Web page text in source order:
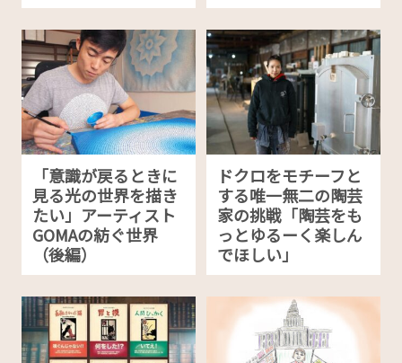
「意識が戻るときに
見る光の世界を描き
たい」アーティスト
GOMAの紡ぐ世界
（後編）
ドクロをモチーフと
する唯一無二の陶芸
家の挑戦「陶芸をも
っとゆるーく楽しん
でほしい」